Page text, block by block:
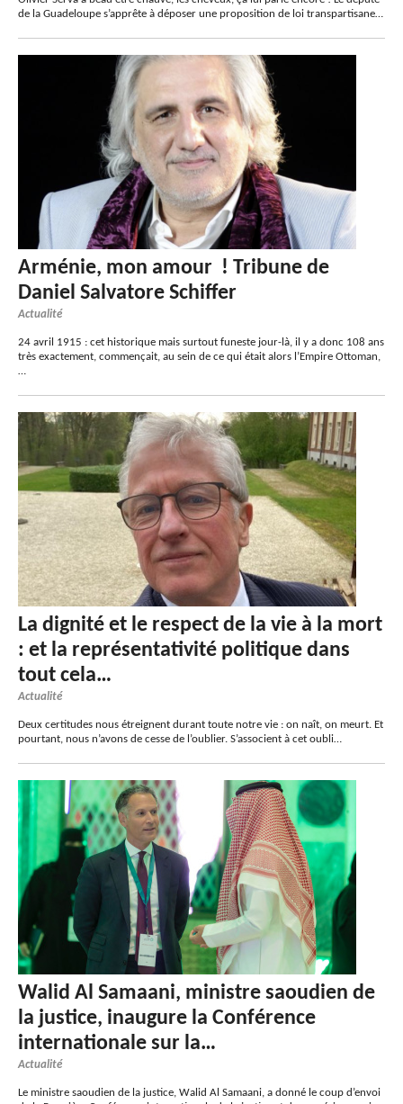
de la Guadeloupe s’apprête à déposer une proposition de loi transpartisane…
Arménie, mon amour ! Tribune de
Daniel Salvatore Schiffer
Actualité
24 avril 1915 : cet historique mais surtout funeste jour-là, il y a donc 108 ans
très exactement, commençait, au sein de ce qui était alors l’Empire Ottoman,
…
La dignité et le respect de la vie à la mort
: et la représentativité politique dans
tout cela…
Actualité
Deux certitudes nous étreignent durant toute notre vie : on naît, on meurt. Et
pourtant, nous n’avons de cesse de l’oublier. S’associent à cet oubli…
Walid Al Samaani, ministre saoudien de
la justice, inaugure la Conférence
internationale sur la…
Actualité
Le ministre saoudien de la justice, Walid Al Samaani, a donné le coup d’envoi